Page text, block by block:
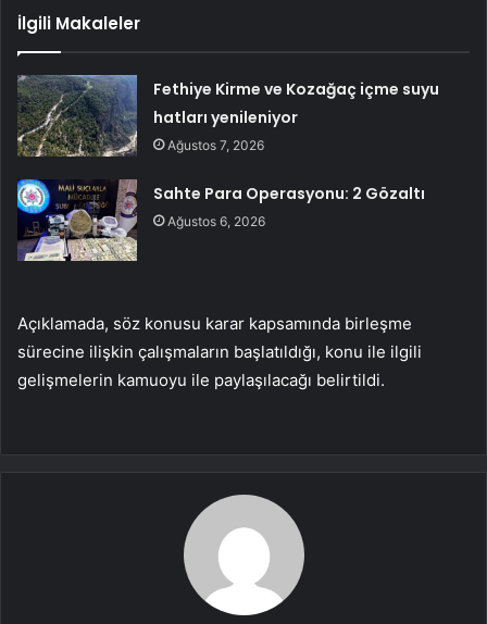
İlgili Makaleler
Fethiye Kirme ve Kozağaç içme suyu
hatları yenileniyor
Ağustos 7, 2026
Sahte Para Operasyonu: 2 Gözaltı
Ağustos 6, 2026
Açıklamada, söz konusu karar kapsamında birleşme
sürecine ilişkin çalışmaların başlatıldığı, konu ile ilgili
gelişmelerin kamuoyu ile paylaşılacağı belirtildi.